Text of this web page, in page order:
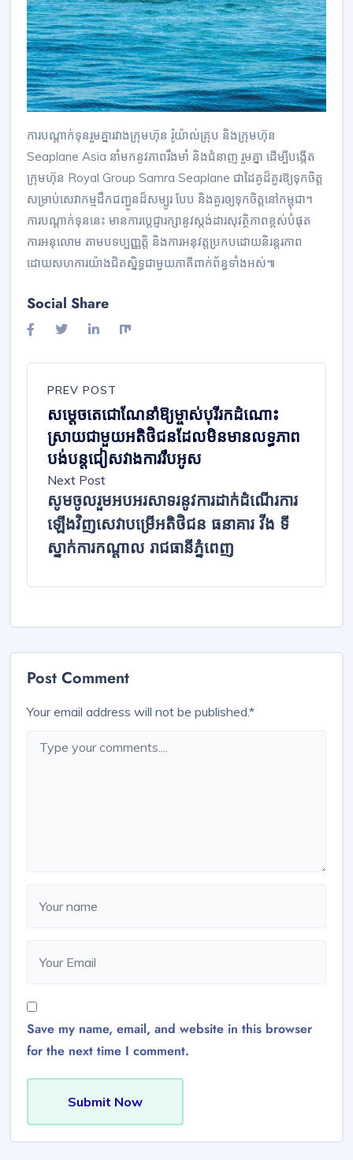
ការបណ្តាក់ទុនរួមគ្នារវាងក្រុមហ៊ុន រ៉ូយ៉ាល់គ្រុប និងក្រុមហ៊ុន
Seaplane Asia នាំមកនូវភាពរឹងមាំ និងជំនាញ រួមគ្នា ដើម្បីបង្កើត
ក្រុមហ៊ុន Royal Group Samra Seaplane ជាដៃគូដ៏គួរឱ្យទុកចិត្ត
សម្រាប់សេវាកម្មដឹកជញ្ជូនដ៏សម្បូរ បែប និងគួរឲ្យទុកចិត្តនៅកម្ពុជា។
ការបណ្តាក់ទុននេះ មានការប្ដេជ្ញារក្សានូវស្តង់ដារសុវត្ថិភាពខ្ពស់បំផុត
ការអនុលោម តាមបទប្បញ្ញត្តិ និងការអនុវត្តប្រកបដោយនិរន្តរភាព
ដោយសហការយ៉ាងជិតស្និទ្ធជាមួយភាគីពាក់ព័ន្ធទាំងអស់៕
Social Share
PREV POST
សម្ដេចតេជោណែនាំឱ្យម្ចាស់បុរីរកដំណោះ
ស្រាយជាមួយអតិថិជនដែលមិនមានលទ្ធភាព
បង់បន្តជៀសវាងការរឹបអូស
Next Post
សូមចូលរួមអបអរសាទរនូវការដាក់ដំណើរការ
ឡើងវិញសេវាបម្រើអតិថិជន ធនាគារ វីង ទី
ស្នាក់ការកណ្ដាល រាជធានីភ្នំពេញ
Post Comment
Your email address will not be published.*
Save my name, email, and website in this browser
for the next time I comment.
Submit Now